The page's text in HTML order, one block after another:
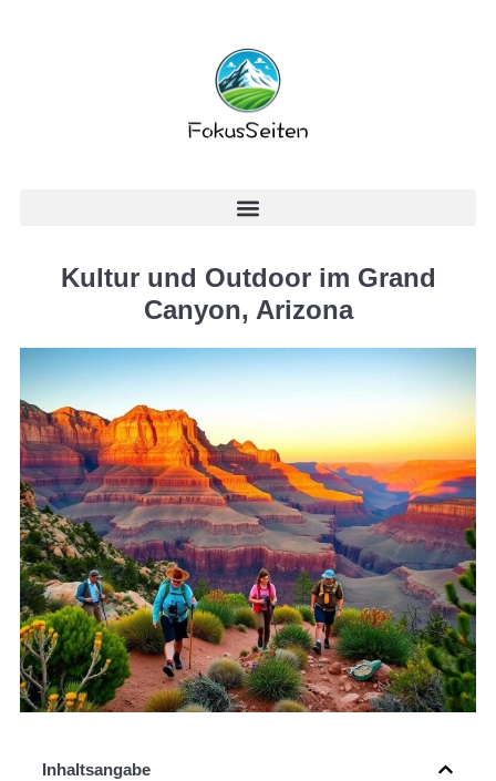
Kultur und Outdoor im Grand
Canyon, Arizona
Inhaltsangabe